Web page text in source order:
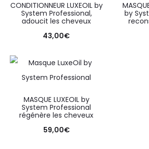
CONDITIONNEUR LUXEOIL by
System Professional,
adoucit les cheveux
43,00€
by
MASQUE LUXEOIL by
System Professional
régénère les cheveux
59,00€